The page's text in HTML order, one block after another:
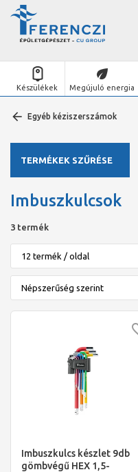
Készülékek Megújuló energia
Egyéb kéziszerszámok
Imbuszkulcsok
3 termék
Imbuszkulcs készlet 9db
gömbvégű HEX 1,5-
TERMÉKEK SZŰRÉSE